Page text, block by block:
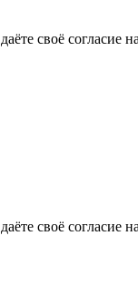
своё согласие
своё согласие